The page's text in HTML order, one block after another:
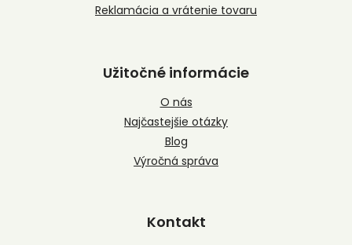
Reklamácia a vrátenie tovaru
Užitočné informácie
O nás
Najčastejšie otázky
Blog
Výročná správa
Kontakt